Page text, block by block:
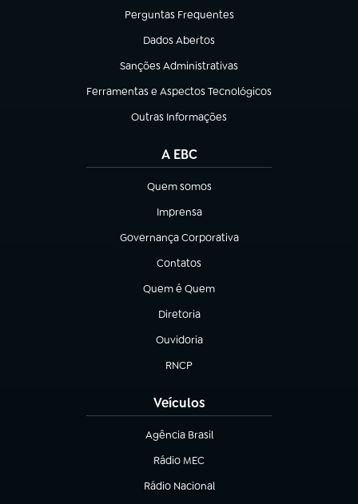
Perguntas Frequentes
(abre em nova aba)
Dados Abertos
(abre em nova aba)
Sanções Administrativas
(abre em nova aba)
Ferramentas e Aspectos Tecnológicos
(abre em nova aba)
Outras Informações
(abre em nova aba)
A EBC
Quem somos
(abre em nova aba)
Imprensa
(abre em nova aba)
Governança Corporativa
(abre em nova aba)
Contatos
(abre em nova aba)
Quem é Quem
(abre em nova aba)
Diretoria
(abre em nova aba)
Ouvidoria
(abre em nova aba)
RNCP
(abre em nova aba)
Veículos
Agência Brasil
(abre em nova aba)
Rádio MEC
(abre em nova aba)
Rádio Nacional